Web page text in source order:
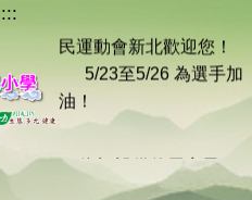
:::
民運動會新北歡迎您！
5/23至5/26 為選手加
油！
※ 資訊設備使用完畢